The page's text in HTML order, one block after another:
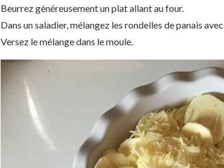
Beurrez généreusement un plat allant au four.
Dans un saladier, mélangez les rondelles de panais
Versez le mélange dans le moule.